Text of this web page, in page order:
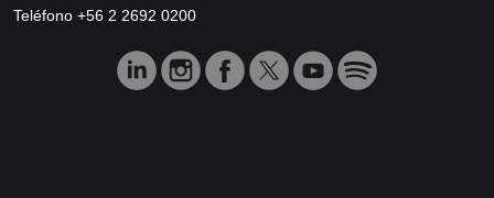
Teléfono +56 2 2692 0200